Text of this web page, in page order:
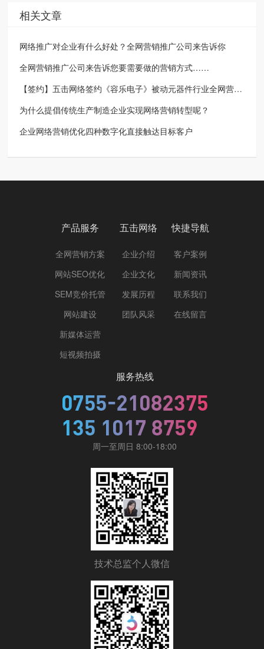
相关文章
网络推广对企业有什么好处？全网营销推广公司来告诉你
全网营销推广公司来告诉您要需要做的营销方式……
【签约】五击网络签约《容乐电子》被动元器件行业全网营销推广方案
为什么提倡传统生产制造企业实现网络营销转型呢？
企业网络营销优化四种数字化直接触达目标客户
产品服务
全网营销方案
网站SEO优化
SEM竞价托管
网站建设
新媒体运营
短视频拍摄
五击网络
企业介绍
企业文化
发展历程
团队风采
快捷导航
客户案例
新闻资讯
联系我们
在线留言
服务热线
周一至周日 8:00-18:00
技术总监个人微信